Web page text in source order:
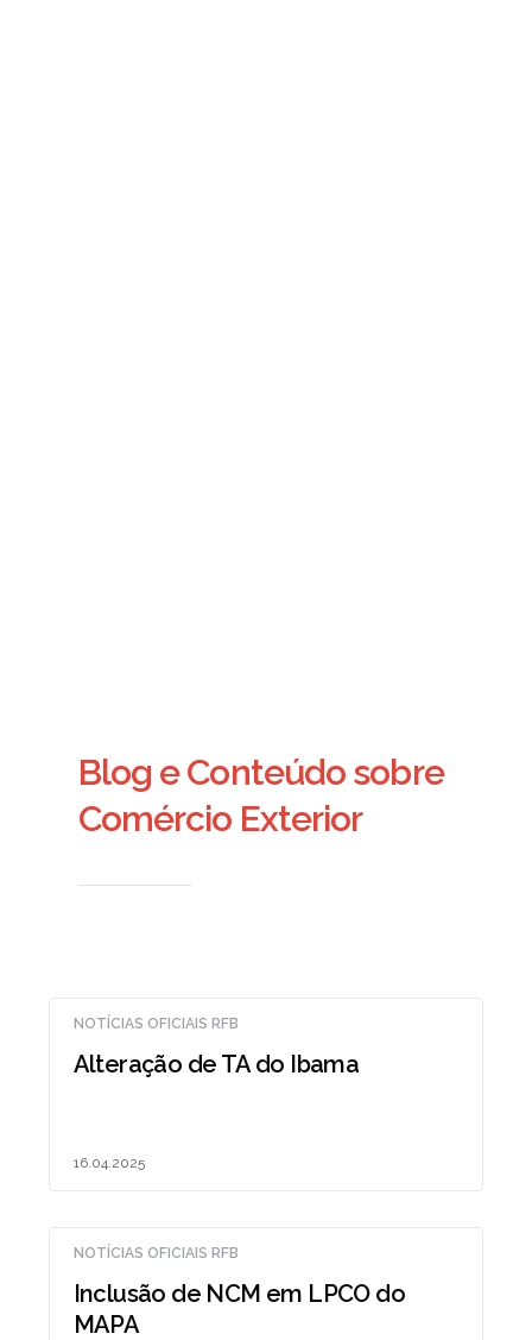
Blog e Conteúdo sobre
Comércio Exterior
NOTÍCIAS OFICIAIS RFB
Alteração de TA do Ibama
16.04.2025
NOTÍCIAS OFICIAIS RFB
Inclusão de NCM em LPCO do
MAPA